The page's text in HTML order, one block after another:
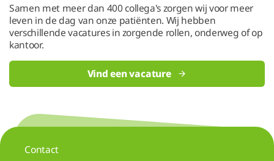
Samen met meer dan 400 collega's zorgen wij voor meer
leven in de dag van onze patiënten. Wij hebben
verschillende vacatures in zorgende rollen, onderweg of op
kantoor.
Vind een vacature
Contact